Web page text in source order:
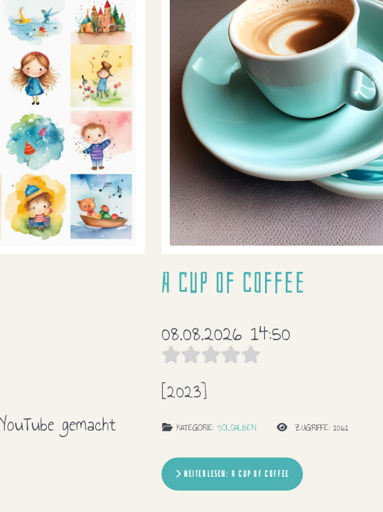
gemacht
A cup of coffee
08.08.2026 14:50
[2023]
KATEGORIE: SOLOALBEN ZUGRIFFE: 1061
WEITERLESEN: A CUP OF COFFEE